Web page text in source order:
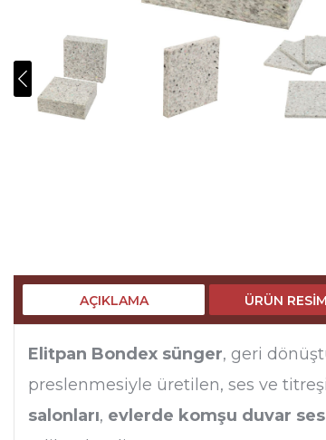
AÇIKLAMA ÜRÜN
Elitpan Bondex sünger, geri
preslenmesiyle üretilen, ses ve
salonları, evlerde komşu duvar ses